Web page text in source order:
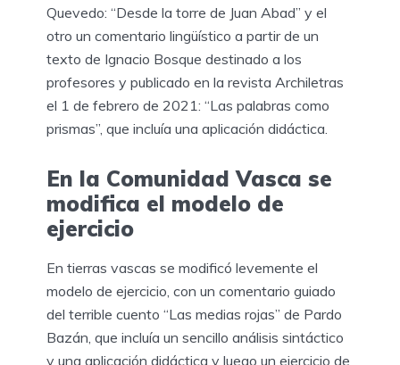
Quevedo: “Desde la torre de Juan Abad” y el
otro un comentario lingüístico a partir de un
texto de Ignacio Bosque destinado a los
profesores y publicado en la revista Archiletras
el 1 de febrero de 2021: “Las palabras como
prismas”, que incluía una aplicación didáctica.
En la Comunidad Vasca se
modifica el modelo de
ejercicio
En tierras vascas se modificó levemente el
modelo de ejercicio, con un comentario guiado
del terrible cuento “Las medias rojas” de Pardo
Bazán, que incluía un sencillo análisis sintáctico
y una aplicación didáctica y luego un ejercicio de